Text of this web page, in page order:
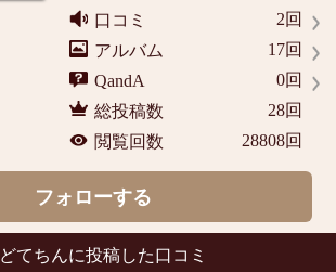
口コミ
2回
アルバム
17回
QandA
0回
総投稿数
28回
閲覧回数
28808回
フォローする
どてちんに投稿した口コミ